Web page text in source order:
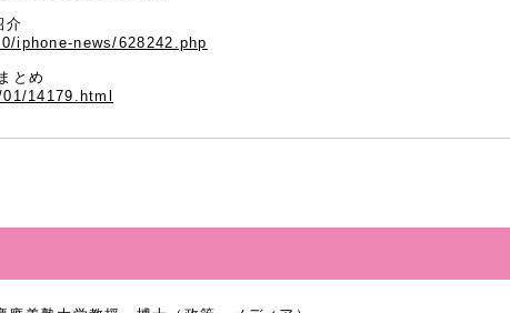
介
iphone-news/628242.php
とめ
14179.html